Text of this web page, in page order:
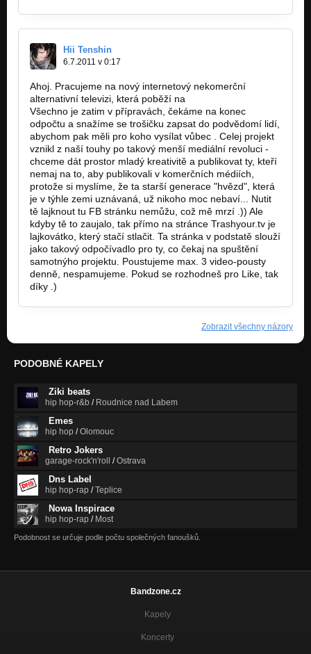
Hii Tenshin
6.7.2011 v 0:17
Ahoj. Pracujeme na nový internetový nekomerční
alternativní televizi, která poběží na
Všechno je zatim v přípravách, čekáme na konec
odpočtu a snažíme se trošičku zapsat do podvědomí lidí,
abychom pak měli pro koho vysílat vůbec . Celej projekt
vznikl z naší touhy po takový menší mediální revoluci -
chceme dát prostor mladý kreativitě a publikovat ty, kteří
nemaj na to, aby publikovali v komerčních médiích,
protože si myslíme, že ta starší generace "hvězd", která
je v týhle zemi uznávaná, už nikoho moc nebaví... Nutit
tě lajknout tu FB stránku nemůžu, což mě mrzí .)) Ale
kdyby tě to zaujalo, tak přímo na stránce Trashyour.tv je
lajkovátko, který stačí stlačit. Ta stránka v podstatě slouží
jako takový odpočívadlo pro ty, co čekaj na spuštění
samotnýho projektu. Poustujeme max. 3 video-pousty
denně, nespamujeme. Pokud se rozhodneš pro Like, tak
díky .)
Zobrazit všechny názory
PODOBNÉ KAPELY
Ziki beats
hip hop-r&b / Roudnice nad Labem
Emes
hip hop /Olomouc
Retro Jokers
garage-rock'n'roll /Ostrava
Dns Label
hip hop-rap /Teplice
Nowa Inspirace
hip hop-rap / Most
Podobnost se určuje podle počtu společných fanoušků.
Bandzone.cz
Kapely
Koncerty